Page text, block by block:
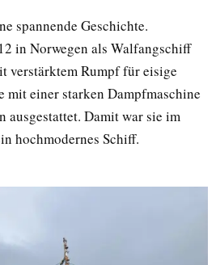
spannende Geschichte.
in Norwegen als Walfangschiff
verstärktem Rumpf für eisige
mit einer starken Dampfmaschine
ausgestattet. Damit war sie im
hochmodernes Schiff.